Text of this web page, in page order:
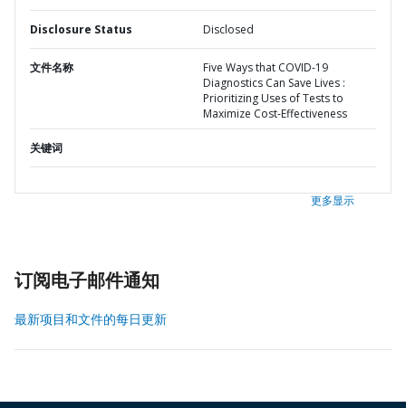
Disclosure Status Disclosed
文件名称
Five Ways that COVID-19
Diagnostics Can Save Lives :
Prioritizing Uses of Tests to
Maximize Cost-Effectiveness
关键词
更多显示
订阅电子邮件通知
最新项目和文件的每日更新